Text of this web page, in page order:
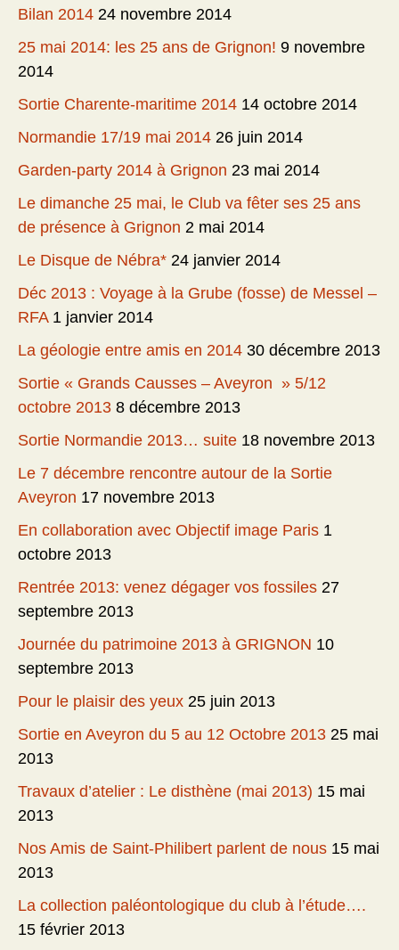
Bilan 2014 24 novembre 2014
25 mai 2014: les 25 ans de Grignon! 9 novembre
2014
Sortie Charente-maritime 2014 14 octobre 2014
Normandie 17/19 mai 2014 26 juin 2014
Garden-party 2014 à Grignon 23 mai 2014
Le dimanche 25 mai, le Club va fêter ses 25 ans
de présence à Grignon 2 mai 2014
Le Disque de Nébra* 24 janvier 2014
Déc 2013 : Voyage à la Grube (fosse) de Messel –
RFA 1 janvier 2014
La géologie entre amis en 2014 30 décembre 2013
Sortie « Grands Causses – Aveyron » 5/12
octobre 2013 8 décembre 2013
Sortie Normandie 2013… suite 18 novembre 2013
Le 7 décembre rencontre autour de la Sortie
Aveyron 17 novembre 2013
En collaboration avec Objectif image Paris 1
octobre 2013
Rentrée 2013: venez dégager vos fossiles 27
septembre 2013
Journée du patrimoine 2013 à GRIGNON 10
septembre 2013
Pour le plaisir des yeux 25 juin 2013
Sortie en Aveyron du 5 au 12 Octobre 2013 25 mai
2013
Travaux d’atelier : Le disthène (mai 2013) 15 mai
2013
Nos Amis de Saint-Philibert parlent de nous 15 mai
2013
La collection paléontologique du club à l’étude….
15 février 2013